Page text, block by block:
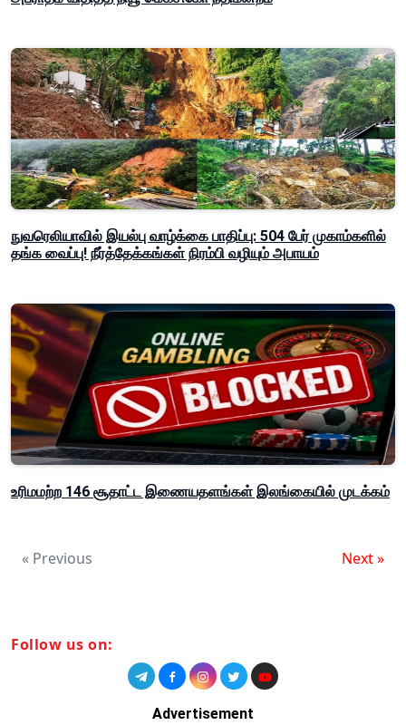
நுவரெலியாவில் இயல்பு வாழ்க்கை பாதிப்பு: 504 பேர் முகாம்களில்
தங்க வைப்பு! நீர்த்தேக்கங்கள் நிரம்பி வழியும் அபாயம்
உரிமமற்ற 146 சூதாட்ட இணையதளங்கள் இலங்கையில் முடக்கம்
« Previous Next »
Follow us on:
Advertisement